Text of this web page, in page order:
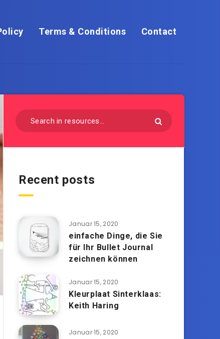
Terms & Conditions Contact
Recent posts
Januar 15, 2020
einfache Dinge, die Sie
für Ihr Bullet Journal
zeichnen können
Januar 15, 2020
Kleurplaat Sinterklaas:
Keith Haring
Januar 15, 2020